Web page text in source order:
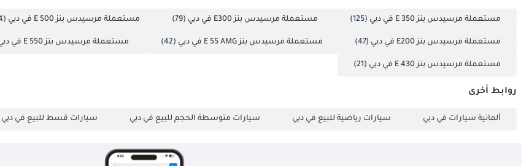
مستعملة مرسيدس بنز E 350 في دبي (125) مستعملة مرسيدس بنز E300 في دبي (79) مستعملة مرسيدس بنز E 500 في دبي (74)
مستعملة مرسيدس بنز E200 في دبي (47) مستعملة مرسيدس بنز E 55 AMG في دبي (42) مستعملة مرسيدس بنز E 550 في دبي
مستعملة مرسيدس بنز E 430 في دبي (21)
روابط أخرى
ألمانية سيارات في دبي سيارات رياضية للبيع في دبي سيارات متوسطة الحجم للبيع في دبي سيارات قسط للبيع في دبي